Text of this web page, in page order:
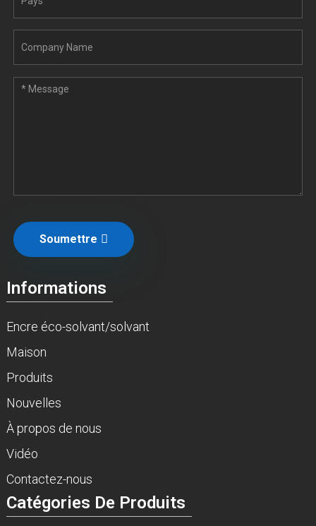
Soumettre
Informations
Encre éco-solvant/solvant
Maison
Produits
Nouvelles
À propos de nous
Vidéo
Contactez-nous
Catégories De Produits